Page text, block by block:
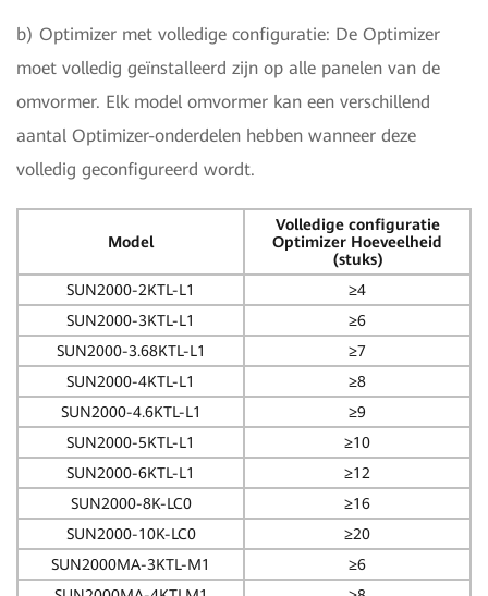
b) Optimizer met volledige configuratie: De Optimizer
moet volledig geïnstalleerd zijn op alle panelen van de
omvormer. Elk model omvormer kan een verschillend
aantal Optimizer-onderdelen hebben wanneer deze
volledig geconfigureerd wordt.
Model
Volledige configuratie
Optimizer Hoeveelheid
(stuks)
SUN2000-2KTL-L1
≥4
SUN2000-3KTL-L1
≥6
SUN2000-3.68KTL-L1
≥7
SUN2000-4KTL-L1
≥8
SUN2000-4.6KTL-L1
≥9
SUN2000-5KTL-L1
≥10
SUN2000-6KTL-L1
≥12
SUN2000-8K-LC0
≥16
SUN2000-10K-LC0
≥20
SUN2000MA-3KTL-M1
≥6